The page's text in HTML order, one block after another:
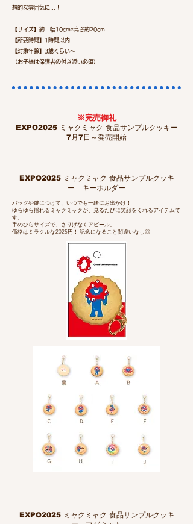
想的な雰囲気に…！
【サイズ】約 幅10cm×高さ約20cm
​【所要時間】1時間以内
【対象年齢】3歳くらい～
（お子様は保護者の付き添い必須）
※完売御礼
EXPO2025 ミャクミャク 食品サンプルクッキー
7月7日～発売開始
EXPO2025 ミャクミャク 食品サンプルクッキ
ー キーホルダー
バッグや鍵につけて、いつでも一緒にお出かけ！
ゆらゆら揺れるミャクミャクが、見るたびに笑顔をくれるアイテムで
す。
手のひらサイズで、さりげなくアピール。
価格はミラクルな2025円！ 記念になること間違いなし◎
EXPO2025 ミャクミャク 食品サンプルクッキ